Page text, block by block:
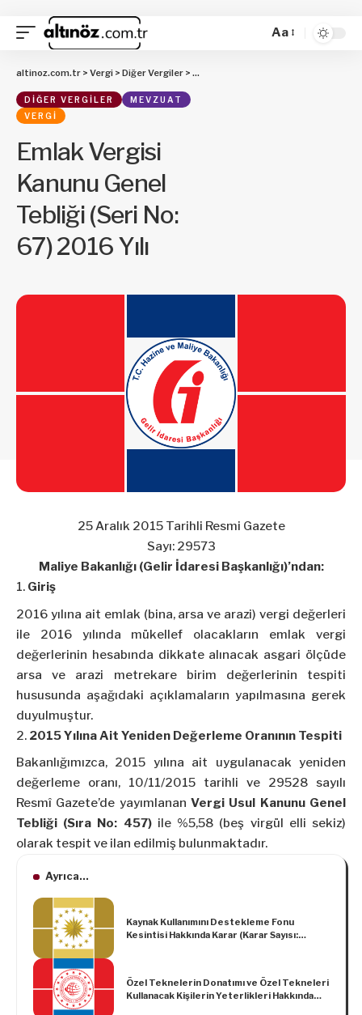
Aa
altinoz.com.tr > Vergi > Diğer Vergiler > Emlak Vergisi Kanunu Genel Tebliği
DIĞER VERGILER
MEVZUAT
VERGI
Emlak Vergisi
Kanunu Genel
Tebliği (Seri No:
67) 2016 Yılı
25 Aralık 2015 Tarihli Resmi Gazete
Sayı: 29573
Maliye Bakanlığı (Gelir İdaresi Başkanlığı)’ndan:
Giriş
2016 yılına ait emlak (bina, arsa ve arazi) vergi değerleri
ile 2016 yılında mükellef olacakların emlak vergi
değerlerinin hesabında dikkate alınacak asgari ölçüde
arsa ve arazi metrekare birim değerlerinin tespiti
hususunda aşağıdaki açıklamaların yapılmasına gerek
duyulmuştur.
2015 Yılına Ait Yeniden Değerleme Oranının Tespiti
Bakanlığımızca, 2015 yılına ait uygulanacak yeniden
değerleme oranı, 10/11/2015 tarihli ve 29528 sayılı
Resmî Gazete’de yayımlanan Vergi Usul Kanunu Genel
Tebliği (Sıra No: 457)ile %5,58 (beş virgül elli sekiz)
olarak tespit ve ilan edilmiş bulunmaktadır.
Ayrıca...
Kaynak Kullanımını Destekleme Fonu
Kesintisi Hakkında Karar (Karar Sayısı:
Özel Teknelerin Donatımı ve Özel Tekneleri
Kullanacak Kişilerin Yeterlikleri Hakkında